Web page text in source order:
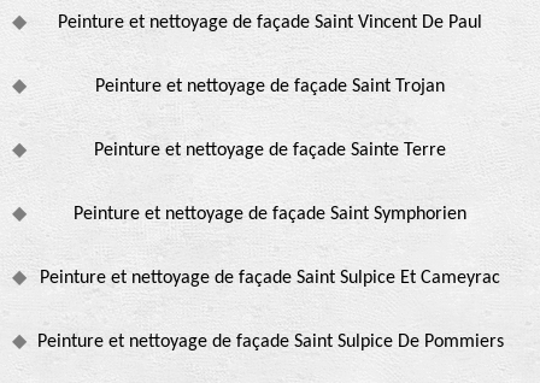
Peinture et nettoyage de façade Saint Vincent De Paul
Peinture et nettoyage de façade Saint Trojan
Peinture et nettoyage de façade Sainte Terre
Peinture et nettoyage de façade Saint Symphorien
Peinture et nettoyage de façade Saint Sulpice Et Cameyrac
Peinture et nettoyage de façade Saint Sulpice De Pommiers